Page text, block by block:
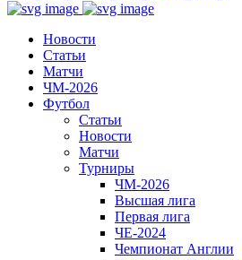
Новости
Статьи
Матчи
ЧМ-2026
Футбол
Статьи
Новости
Матчи
Турниры
ЧМ-2026
Высшая лига
Первая лига
ЧЕ-2024
Чемпионат Англии